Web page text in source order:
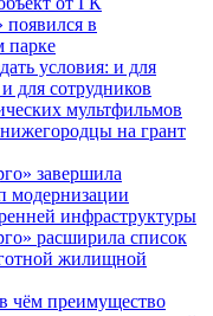
появился в
парке
условия: и для
для сотрудников
мультфильмов
на грант
завершила
модернизации
инфраструктуры
расширила список
жилищной
преимущество